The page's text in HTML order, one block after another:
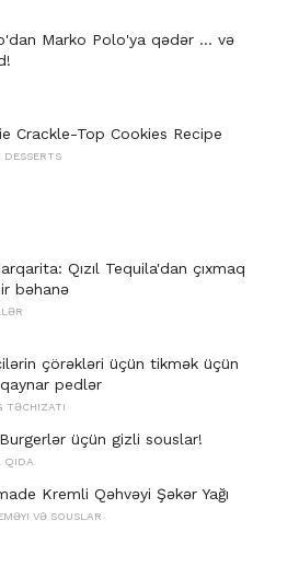
Marko Polo'ya qədər ... və
Crackle-Top Cookies Recipe
DESSERTS
Qızıl Tequila'dan çıxmaq
bəhanə
çörəkləri üçün tikmək üçün
pedlər
TƏCHIZATI
üçün gizli souslar!
QIDA
Kremli Qəhvəyi Şəkər Yağı
VƏ SOUSLAR